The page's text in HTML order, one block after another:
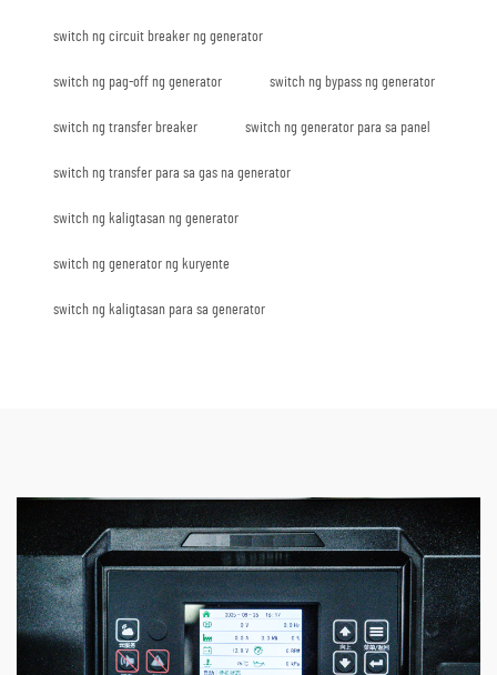
switch ng circuit breaker ng generator
switch ng pag-off ng generator switch ng bypass ng generator
switch ng transfer breaker switch ng generator para sa panel
switch ng transfer para sa gas na generator
switch ng kaligtasan ng generator
switch ng generator ng kuryente
switch ng kaligtasan para sa generator